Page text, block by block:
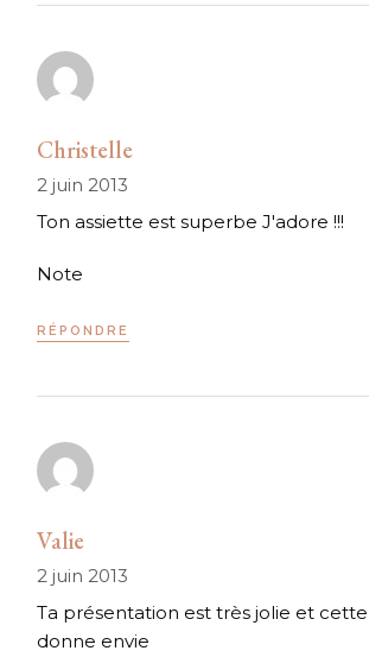
Christelle
2 juin 2013
Ton assiette est superbe J'adore !!!
Note
RÉPONDRE
Valie
2 juin 2013
Ta présentation est très jolie et
donne envie